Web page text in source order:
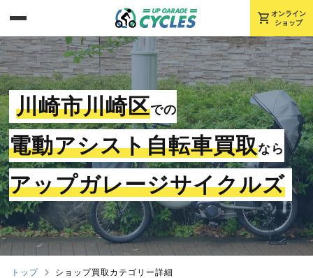
shopping_cart オンライン
ショップ
川崎市川崎区での
電動アシスト自転車買取なら
アップガレージサイクルズ
トップ ショップ買取カテゴリー詳細